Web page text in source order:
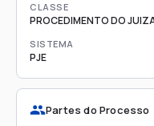
CLASSE
PROCEDIMENTO DO
SISTEMA
PJE
Partes do Processo